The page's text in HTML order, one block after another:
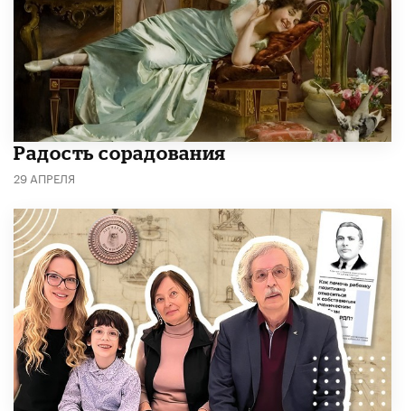
Радость сорадования
29 АПРЕЛЯ